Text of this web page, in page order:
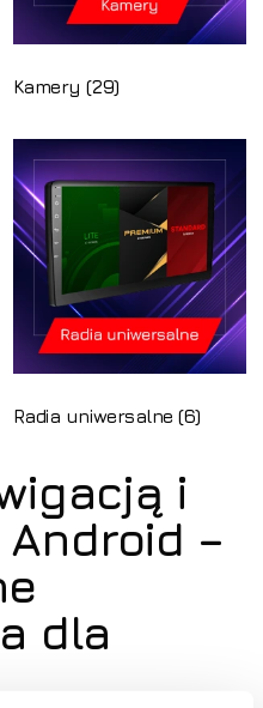
Kamery(29)
Radia uniwersalne(6)
i
–
dla